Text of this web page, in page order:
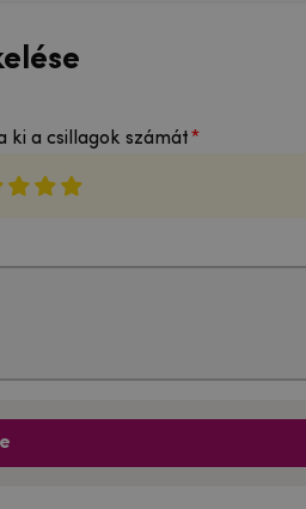
ki a csillagok számát